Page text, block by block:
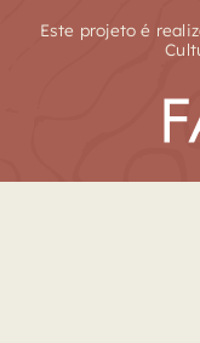
Este projeto é